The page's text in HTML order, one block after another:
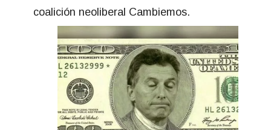
coalición neoliberal Cambiemos.